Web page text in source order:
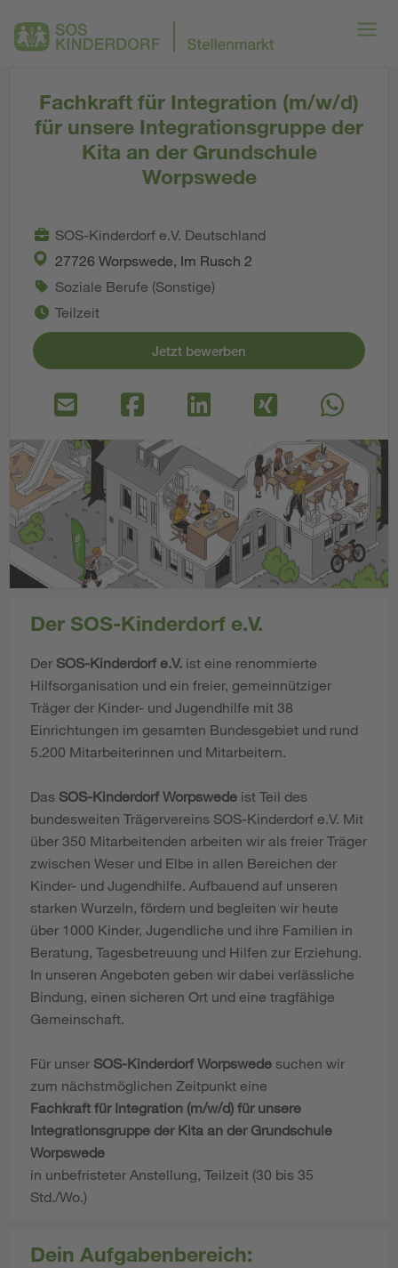
Fachkraft für Integration (m/w/d)
für unsere Integrationsgruppe der
Kita an der Grundschule
Worpswede
SOS-Kinderdorf e.V. Deutschland
27726 Worpswede, Im Rusch 2
Soziale Berufe (Sonstige)
Teilzeit
Jetzt bewerben
Der SOS-Kinderdorf e.V.
Der SOS-Kinderdorf e.V. ist eine renommierte
Hilfsorganisation und ein freier, gemeinnütziger
Träger der Kinder- und Jugendhilfe mit 38
Einrichtungen im gesamten Bundesgebiet und rund
5.200 Mitarbeiterinnen und Mitarbeitern.
Das SOS-Kinderdorf Worpswede ist Teil des
bundesweiten Trägervereins SOS-Kinderdorf e.V. Mit
über 350 Mitarbeitenden arbeiten wir als freier Träger
zwischen Weser und Elbe in allen Bereichen der
Kinder- und Jugendhilfe. Aufbauend auf unseren
starken Wurzeln, fördern und begleiten wir heute
über 1000 Kinder, Jugendliche und ihre Familien in
Beratung, Tagesbetreuung und Hilfen zur Erziehung.
In unseren Angeboten geben wir dabei verlässliche
Bindung, einen sicheren Ort und eine tragfähige
Gemeinschaft.
Für unser SOS-Kinderdorf Worpswede suchen wir
zum nächstmöglichen Zeitpunkt eine
Fachkraft für Integration (m/w/d) für unsere
Integrationsgruppe der Kita an der Grundschule
Worpswede
in unbefristeter Anstellung, Teilzeit (30 bis 35
Std./Wo.)
Dein Aufgabenbereich: